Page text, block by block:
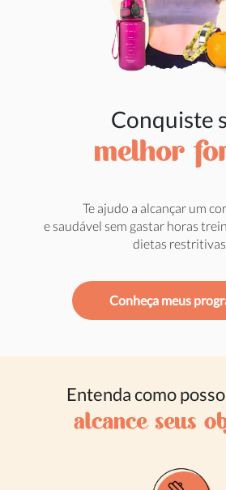
Conquiste
Te ajudo a alcançar um
e saudável sem gastar horas
dietas
Conheça meus
Entenda como